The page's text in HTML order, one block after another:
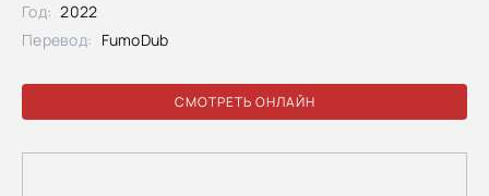
СМОТРЕТЬ ОНЛАЙН
Год: 2022
Перевод: FumoDub